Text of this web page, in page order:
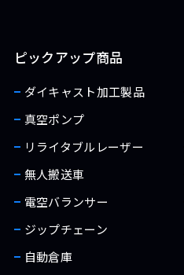
ピックアップ商品
ダイキャスト加工製品
真空ポンプ
リライタブルレーザー
無人搬送車
電空バランサー
ジップチェーン
自動倉庫